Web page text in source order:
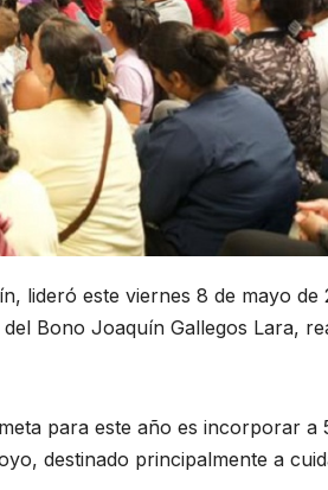
lideró este viernes 8 de mayo de
Bono Joaquín Gallegos Lara,
para este año es incorporar a
destinado principalmente a